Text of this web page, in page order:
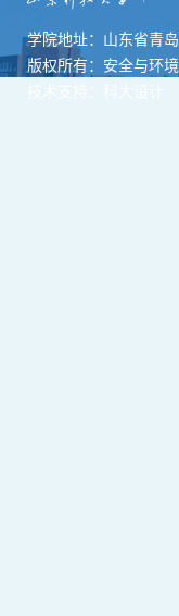
学院地址：山东省青
版权所有：安全与环